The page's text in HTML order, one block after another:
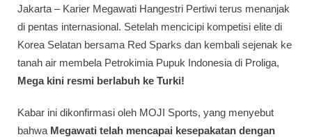
Jakarta – Karier Megawati Hangestri Pertiwi terus menanjak
di pentas internasional. Setelah mencicipi kompetisi elite di
Korea Selatan bersama Red Sparks dan kembali sejenak ke
tanah air membela Petrokimia Pupuk Indonesia di Proliga,
Mega kini resmi berlabuh ke Turki!
Kabar ini dikonfirmasi oleh MOJI Sports, yang menyebut
bahwa Megawati telah mencapai kesepakatan dengan